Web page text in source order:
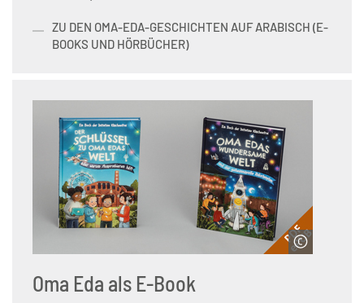
ZU DEN OMA-EDA-GESCHICHTEN AUF ARABISCH (E-
BOOKS UND HÖRBÜCHER)
Oma Eda als E-Book